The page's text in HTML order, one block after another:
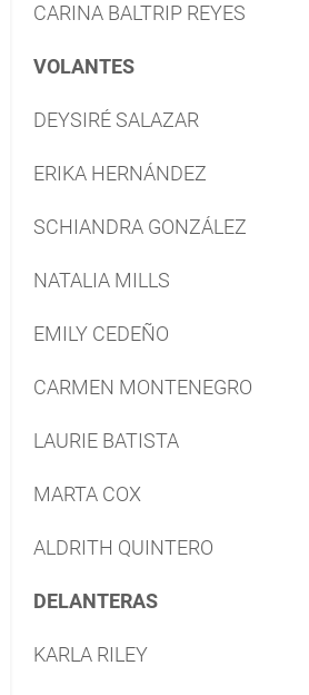
CARINA BALTRIP REYES
VOLANTES
DEYSIRÉ SALAZAR
ERIKA HERNÁNDEZ
SCHIANDRA GONZÁLEZ
NATALIA MILLS
EMILY CEDEÑO
CARMEN MONTENEGRO
LAURIE BATISTA
MARTA COX
ALDRITH QUINTERO
DELANTERAS
KARLA RILEY